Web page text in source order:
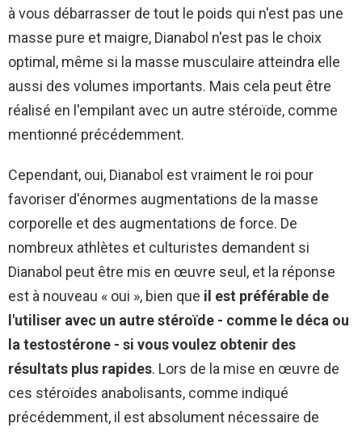
à vous débarrasser de tout le poids qui n'est pas une
masse pure et maigre, Dianabol n'est pas le choix
optimal, même si la masse musculaire atteindra elle
aussi des volumes importants. Mais cela peut être
réalisé en l'empilant avec un autre stéroïde, comme
mentionné précédemment.
Cependant, oui, Dianabol est vraiment le roi pour
favoriser d'énormes augmentations de la masse
corporelle et des augmentations de force. De
nombreux athlètes et culturistes demandent si
Dianabol peut être mis en œuvre seul, et la réponse
est à nouveau « oui », bien que il est préférable de
l'utiliser avec un autre stéroïde - comme le déca ou
la testostérone - si vous voulez obtenir des
résultats plus rapides. Lors de la mise en œuvre de
ces stéroïdes anabolisants, comme indiqué
précédemment, il est absolument nécessaire de